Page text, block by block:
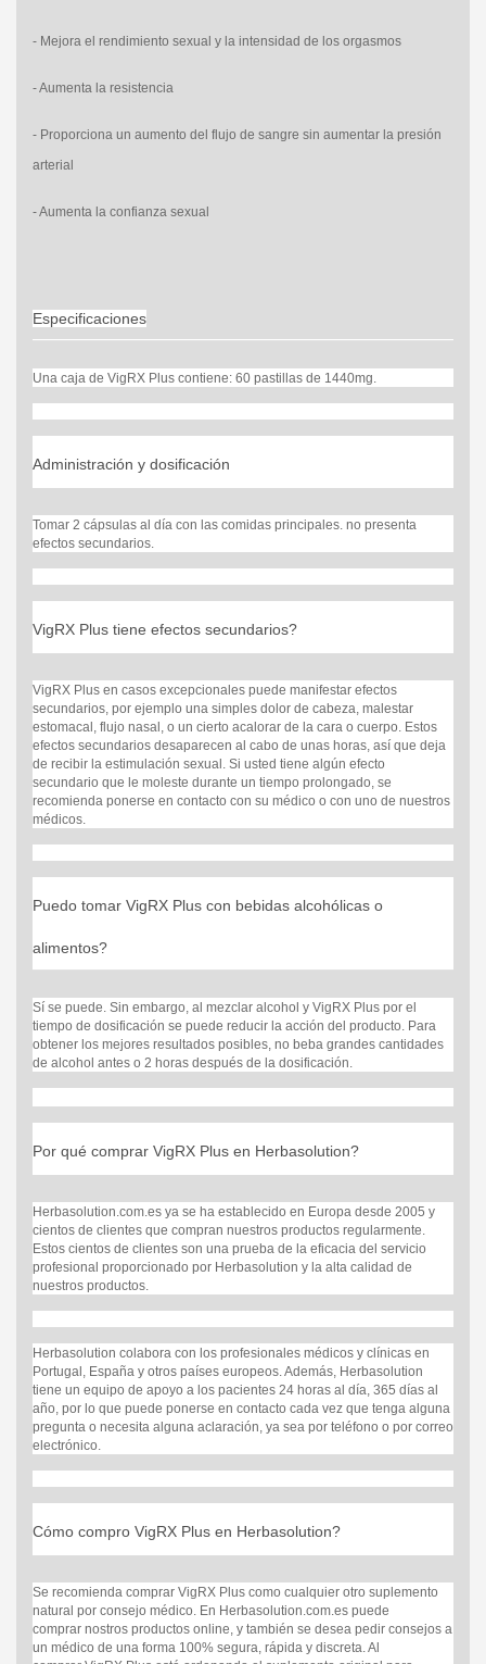
- Mejora el rendimiento sexual y la intensidad de los orgasmos
- Aumenta la resistencia
- Proporciona un aumento del flujo de sangre sin aumentar la presión
arterial
- Aumenta la confianza sexual
Especificaciones
Una caja de VigRX Pluscontiene: 60pastillas de 1440mg.
Administración y dosificación
Tomar 2 cápsulas al día con las comidas principales.no presenta
efectos secundarios.
VigRX Plus tiene efectos secundarios?
VigRX Plusen casos excepcionales puede manifestar efectos
secundarios, por ejemplo una simples dolor de cabeza, malestar
estomacal, flujo nasal, o un cierto acalorar de la cara o cuerpo. Estos
efectos secundarios desaparecen al cabo de unas horas, así que deja
de recibir la estimulación sexual. Si usted tiene algún efecto
secundario que le moleste durante un tiempo prolongado, se
recomienda ponerse en contacto con su médico o con uno de nuestros
médicos.
Puedo tomar VigRX Plus con bebidas alcohólicas o
alimentos?
Sí se puede. Sin embargo, al mezclar alcohol y VigRX Pluspor el
tiempo de dosificación se puede reducir la acción del producto. Para
obtener los mejores resultados posibles, no beba grandes cantidades
de alcohol antes o 2 horas después de la dosificación.
Por qué comprar VigRX Plus en Herbasolution?
Herbasolution.com.es ya se ha establecido en Europa desde 2005 y
cientos de clientes que compran nuestros productos regularmente.
Estos cientos de clientes son una prueba de la eficacia del servicio
profesional proporcionado por Herbasolution y la alta calidad de
nuestros productos.
Herbasolution colabora con los profesionales médicos y clínicas en
Portugal, España y otros países europeos. Además, Herbasolution
tiene un equipo de apoyo a los pacientes 24 horas al día, 365 días al
año, por lo que puede ponerse en contacto cada vez que tenga alguna
pregunta o necesita alguna aclaración, ya sea por teléfono o por correo
electrónico.
Cómo compro VigRX Plus en Herbasolution?
Se recomienda comprar VigRX Pluscomo cualquier otro suplemento
natural por consejo médico. En Herbasolution.com.es puede
comprarnostros productos online, y también se desea pedir consejos a
un médico de una forma 100% segura, rápida y discreta. Al